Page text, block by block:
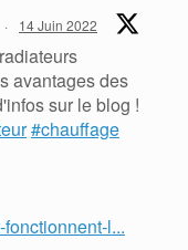
· 14 Juin 2022
avantages des
sur le blog !
#chauffage
l...